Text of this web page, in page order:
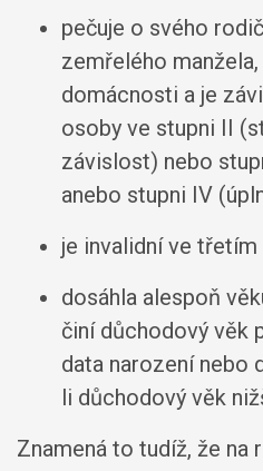
pečuje o svého
zemřelého
domácnosti a je
osoby ve stupni II
závislost) nebo
anebo stupni IV
je invalidní ve třetím
dosáhla alespoň
činí důchodový věk
data narození nebo
li důchodový věk
Znamená to tudíž, že na